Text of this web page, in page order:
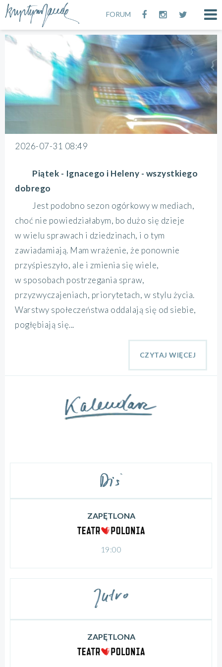
FORUM
2026-07-31 08:49
Piątek - Ignacego i Heleny - wszystkiego
dobrego
Jest podobno sezon ogórkowy w mediach,
choć nie powiedziałabym, bo dużo się dzieje
w wielu sprawach i dziedzinach, i o tym
zawiadamiają. Mam wrażenie, że ponownie
przyśpieszyło, ale i zmienia się wiele,
w sposobach postrzegania spraw,
przyzwyczajeniach, priorytetach, w stylu życia.
Warstwy społeczeństwa oddalają się od siebie,
pogłębiają się...
CZYTAJ WIĘCEJ
ZAPĘTLONA
19:00
ZAPĘTLONA